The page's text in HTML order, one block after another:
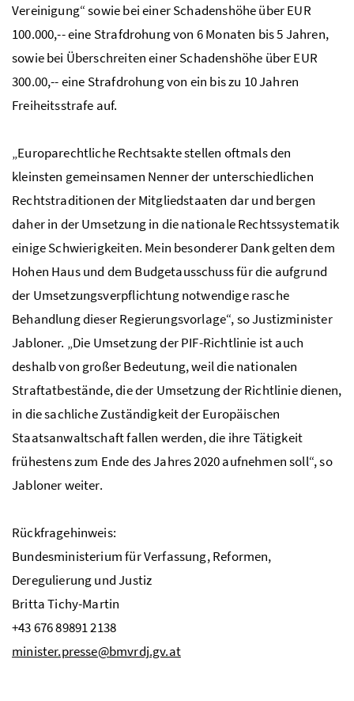
Vereinigung“ sowie bei einer Schadenshöhe über EUR
100.000,-- eine Strafdrohung von 6 Monaten bis 5 Jahren,
sowie bei Überschreiten einer Schadenshöhe über EUR
300.00,-- eine Strafdrohung von ein bis zu 10 Jahren
Freiheitsstrafe auf.
„Europarechtliche Rechtsakte stellen oftmals den
kleinsten gemeinsamen Nenner der unterschiedlichen
Rechtstraditionen der Mitgliedstaaten dar und bergen
daher in der Umsetzung in die nationale Rechtssystematik
einige Schwierigkeiten. Mein besonderer Dank gelten dem
Hohen Haus und dem Budgetausschuss für die aufgrund
der Umsetzungsverpflichtung notwendige rasche
Behandlung dieser Regierungsvorlage“, so Justizminister
Jabloner. „Die Umsetzung der PIF-Richtlinie ist auch
deshalb von großer Bedeutung, weil die nationalen
Straftatbestände, die der Umsetzung der Richtlinie dienen,
in die sachliche Zuständigkeit der Europäischen
Staatsanwaltschaft fallen werden, die ihre Tätigkeit
frühestens zum Ende des Jahres 2020 aufnehmen soll“, so
Jabloner weiter.
Rückfragehinweis:
Bundesministerium für Verfassung, Reformen,
Deregulierung und Justiz
Britta Tichy-Martin
+43 676 89891 2138
minister.presse@bmvrdj.gv.at